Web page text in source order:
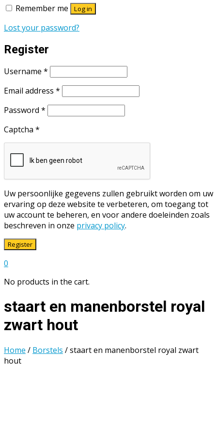
Remember me Log in
Lost your password?
Register
Username *
Email address *
Password *
Captcha *
Uw persoonlijke gegevens zullen gebruikt worden om uw
ervaring op deze website te verbeteren, om toegang tot
uw account te beheren, en voor andere doeleinden zoals
beschreven in onze privacy policy.
Register
0
No products in the cart.
staart en manenborstel royal
zwart hout
Home / Borstels / staart en manenborstel royal zwart
hout